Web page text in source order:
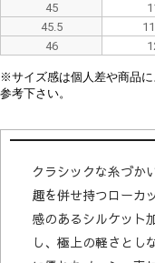
45
45.5
46
※サイズ感は個人差や商品に
参考下さい。
クラシックな糸づか
趣を併せ持つローカ
感のあるシルケット
し、極上の軽さとし